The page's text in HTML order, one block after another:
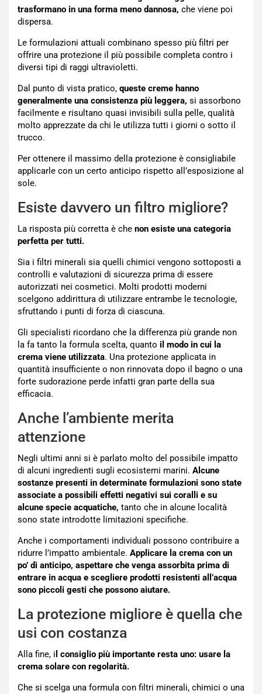
trasformano in una forma meno dannosa, che viene poi
dispersa.
Le formulazioni attuali combinano spesso più filtri per
offrire una protezione il più possibile completa contro i
diversi tipi di raggi ultravioletti.
Dal punto di vista pratico, queste creme hanno
generalmente una consistenza più leggera, si assorbono
facilmente e risultano quasi invisibili sulla pelle, qualità
molto apprezzate da chi le utilizza tutti i giorni o sotto il
trucco.
Per ottenere il massimo della protezione è consigliabile
applicarle con un certo anticipo rispetto all’esposizione al
sole.
Esiste davvero un filtro migliore?
La risposta più corretta è che non esiste una categoria
perfetta per tutti.
Sia i filtri minerali sia quelli chimici vengono sottoposti a
controlli e valutazioni di sicurezza prima di essere
autorizzati nei cosmetici. Molti prodotti moderni
scelgono addirittura di utilizzare entrambe le tecnologie,
sfruttando i punti di forza di ciascuna.
Gli specialisti ricordano che la differenza più grande non
la fa tanto la formula scelta, quanto il modo in cui la
crema viene utilizzata. Una protezione applicata in
quantità insufficiente o non rinnovata dopo il bagno o una
forte sudorazione perde infatti gran parte della sua
efficacia.
Anche l’ambiente merita
attenzione
Negli ultimi anni si è parlato molto del possibile impatto
di alcuni ingredienti sugli ecosistemi marini. Alcune
sostanze presenti in determinate formulazioni sono state
associate a possibili effetti negativi sui coralli e su
alcune specie acquatiche, tanto che in alcune località
sono state introdotte limitazioni specifiche.
Anche i comportamenti individuali possono contribuire a
ridurre l’impatto ambientale. Applicare la crema con un
po’ di anticipo, aspettare che venga assorbita prima di
entrare in acqua e scegliere prodotti resistenti all’acqua
sono piccoli gesti che possono aiutare.
La protezione migliore è quella che
usi con costanza
Alla fine, i l consiglio più importante resta uno: usare la
crema solare con regolarità.
Che si scelga una formula con filtri minerali, chimici o una